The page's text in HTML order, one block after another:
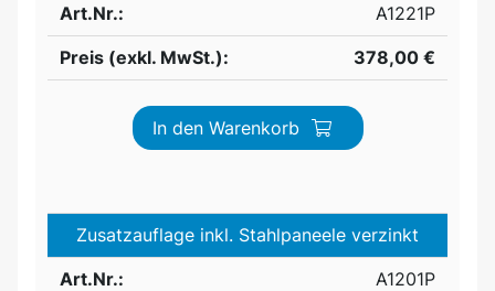
Art.Nr.:
A1221P
Preis (exkl. MwSt.):
378,00 €
In den Warenkorb
Zusatzauflage inkl. Stahlpaneele verzinkt
Art.Nr.:
A1201P